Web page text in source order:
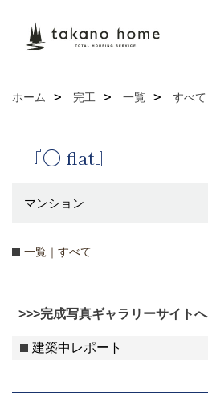
ホーム 完工 一覧 すべて
『〇 flat』
マンション
一覧｜すべて
>>>完成写真ギャラリーサイトへ
建築中レポート